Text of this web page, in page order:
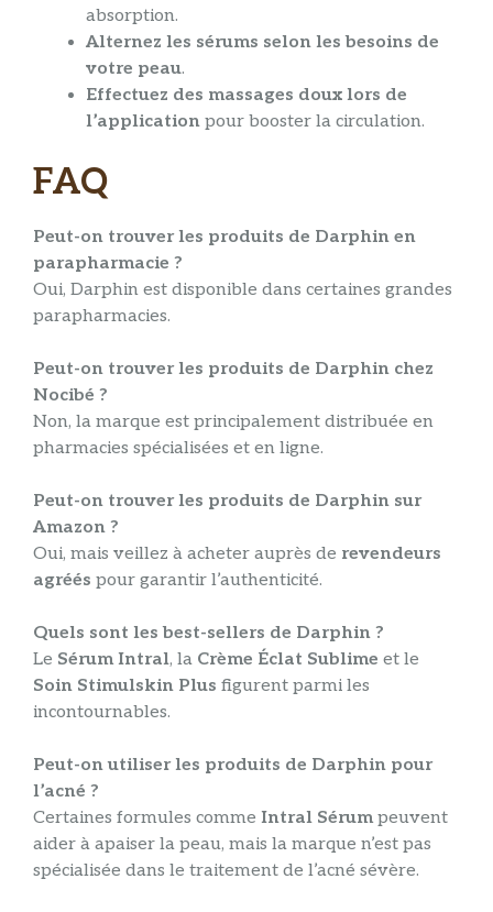
absorption.
Alternez les sérums selon les besoins de
votre peau.
Effectuez des massages doux lors de
l’application pour booster la circulation.
FAQ
Peut-on trouver les produits de Darphin en
parapharmacie ?
Oui, Darphin est disponible dans certaines grandes
parapharmacies.
Peut-on trouver les produits de Darphin chez
Nocibé ?
Non, la marque est principalement distribuée en
pharmacies spécialisées et en ligne.
Peut-on trouver les produits de Darphin sur
Amazon ?
Oui, mais veillez à acheter auprès de revendeurs
agréés pour garantir l’authenticité.
Quels sont les best-sellers de Darphin ?
Le Sérum Intral, la Crème Éclat Sublime et le
Soin Stimulskin Plus figurent parmi les
incontournables.
Peut-on utiliser les produits de Darphin pour
l’acné ?
Certaines formules comme Intral Sérumpeuvent
aider à apaiser la peau, mais la marque n’est pas
spécialisée dans le traitement de l’acné sévère.